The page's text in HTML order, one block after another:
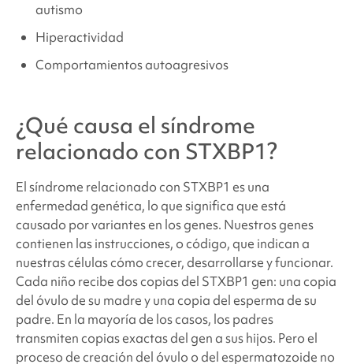
autismo
Hiperactividad
Comportamientos autoagresivos
¿Qué causa el síndrome
relacionado con STXBP1?
El síndrome relacionado con STXBP1 es una
enfermedad genética, lo que significa que está
causado por variantes en los genes. Nuestros genes
contienen las instrucciones, o código, que indican a
nuestras células cómo crecer, desarrollarse y funcionar.
Cada niño recibe dos copias del STXBP1 gen: una copia
del óvulo de su madre y una copia del esperma de su
padre. En la mayoría de los casos, los padres
transmiten copias exactas del gen a sus hijos. Pero el
proceso de creación del óvulo o del espermatozoide no